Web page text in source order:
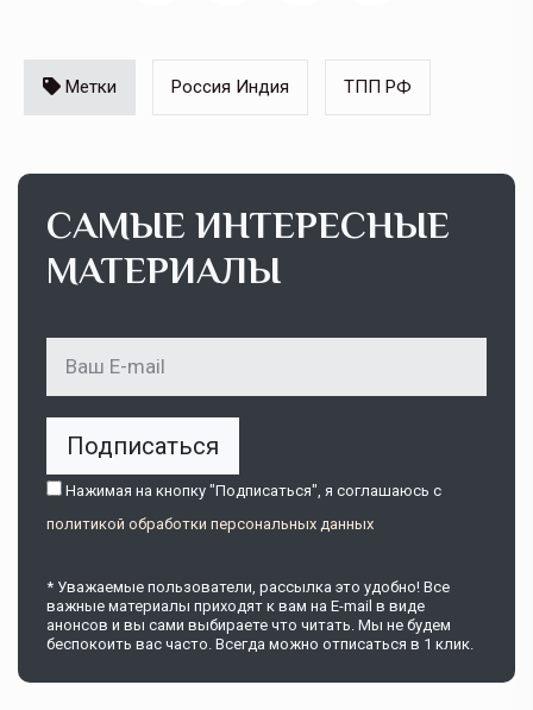
Метки Россия Индия ТПП РФ
САМЫЕ ИНТЕРЕСНЫЕ
МАТЕРИАЛЫ
Подписаться
Нажимая на кнопку "Подписаться", я соглашаюсь c
политикой обработки персональных данных
* Уважаемые пользователи, рассылка это удобно! Все
важные материалы приходят к вам на E-mail в виде
анонсов и вы сами выбираете что читать. Мы не будем
беспокоить вас часто. Всегда можно отписаться в 1 клик.